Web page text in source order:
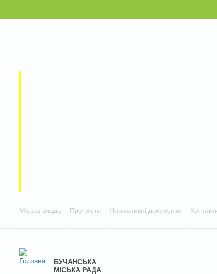
Міська влада Про місто Нормативні документи
БУЧАНСЬКА
МІСЬКА РАДА